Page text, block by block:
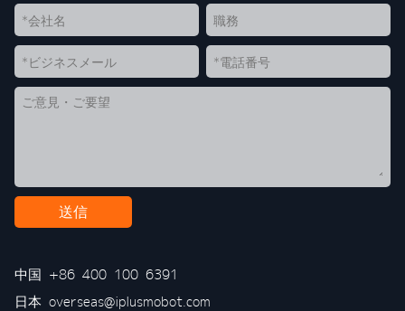
送信
中国 +86 400 100 6391
日本 overseas@iplusmobot.com